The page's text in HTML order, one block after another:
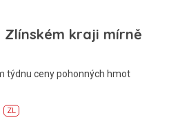
Zlínském kraji mírně
týdnu ceny pohonných hmot
ZL